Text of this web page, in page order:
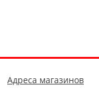
Адреса магазинов